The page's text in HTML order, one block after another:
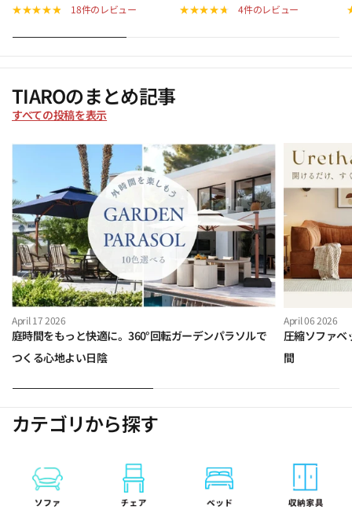
18件のレビュー
4件のレビュー
TIAROのまとめ記事
すべての投稿を表示
April 17 2026
庭時間をもっと快適に。360°回転ガーデンパラソルで
つくる心地よい日陰
April 06 2026
圧縮ソファベ
間
カテゴリから探す